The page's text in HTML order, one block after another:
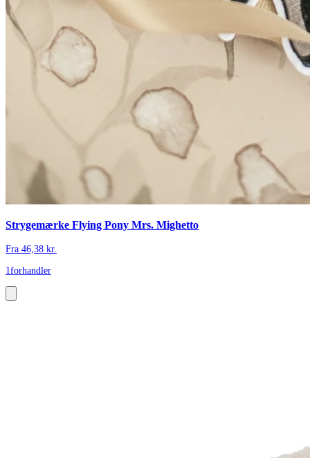
Strygemærke Flying Pony Mrs. Mighetto
Fra 46,38 kr.
1forhandler